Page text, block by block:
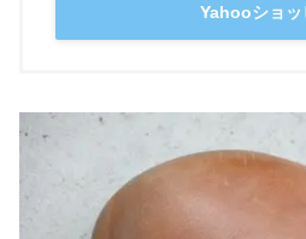
Yahooショッ